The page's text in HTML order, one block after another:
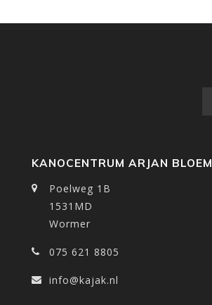
KANOCENTRUM ARJAN BLOEM
Poelweg 1B
1531MD
Wormer
075 621 8805
info@kajak.nl